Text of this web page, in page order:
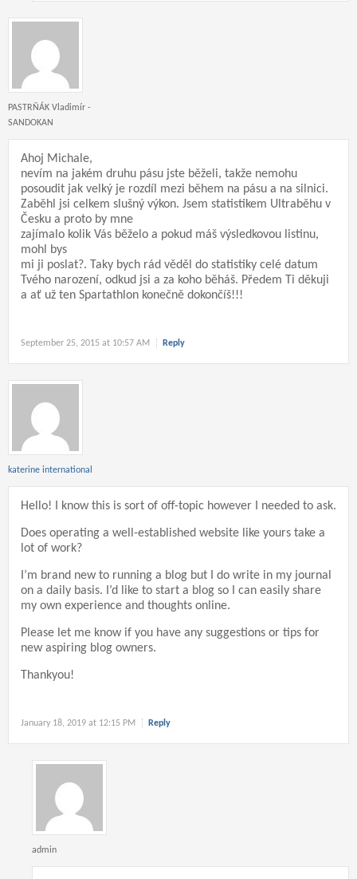
PASTRŇÁK Vladimír -
SANDOKAN
Ahoj Michale,
nevím na jakém druhu pásu jste běželi, takže nemohu
posoudit jak velký je rozdíl mezi během na pásu a na silnici.
Zaběhl jsi celkem slušný výkon. Jsem statistikem Ultraběhu v
Česku a proto by mne
zajímalo kolik Vás běželo a pokud máš výsledkovou listinu,
mohl bys
mi ji poslat?. Taky bych rád věděl do statistiky celé datum
Tvého narození, odkud jsi a za koho běháš. Předem Ti děkuji
a ať už ten Spartathlon konečně dokončíš!!!
September 25, 2015 at 10:57 AM Reply
katerine international
Hello! I know this is sort of off-topic however I needed to ask.
Does operating a well-established website like yours take a
lot of work?
I’m brand new to running a blog but I do write in my journal
on a daily basis. I’d like to start a blog so I can easily share
my own experience and thoughts online.
Please let me know if you have any suggestions or tips for
new aspiring blog owners.
Thankyou!
January 18, 2019 at 12:15 PM Reply
admin